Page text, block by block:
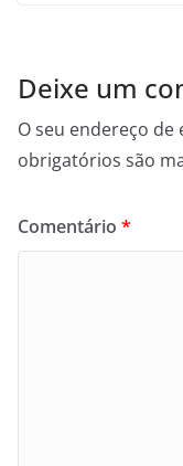
Deixe um
O seu endereço
obrigatórios são
Comentário *